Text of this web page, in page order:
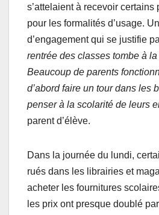
s’attelaient à recevoir certains
pour les formalités d’usage.
d’engagement qui se justifie
rentrée des classes tombe à
Beaucoup de parents
d’abord faire un tour dans les
penser à la scolarité de leurs
parent d’élève.
Dans la journée du lundi,
rués dans les librairies et
acheter les fournitures
les prix ont presque doublé